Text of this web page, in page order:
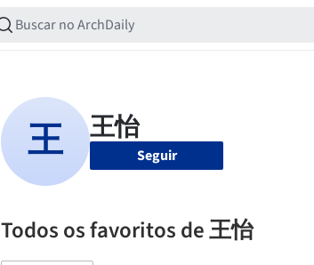
Seguir
Todos os favoritos de 王怡